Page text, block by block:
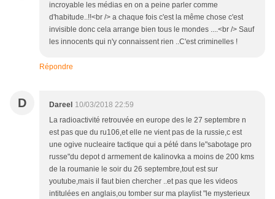
incroyable les médias en on a peine parler comme
d'habitude..!!<br /> a chaque fois c'est la même chose c'est
invisible donc cela arrange bien tous le mondes ....<br /> Sauf
les innocents qui n'y connaissent rien ..C'est criminelles !
Répondre
D Dareel 10/03/2018 22:59
La radioactivité retrouvée en europe des le 27 septembre n
est pas que du ru106,et elle ne vient pas de la russie,c est
une ogive nucleaire tactique qui a pété dans le"sabotage pro
russe"du depot d armement de kalinovka a moins de 200 kms
de la roumanie le soir du 26 septembre,tout est sur
youtube,mais il faut bien chercher ..et pas que les videos
intitulées en anglais,ou tomber sur ma playlist "le mysterieux